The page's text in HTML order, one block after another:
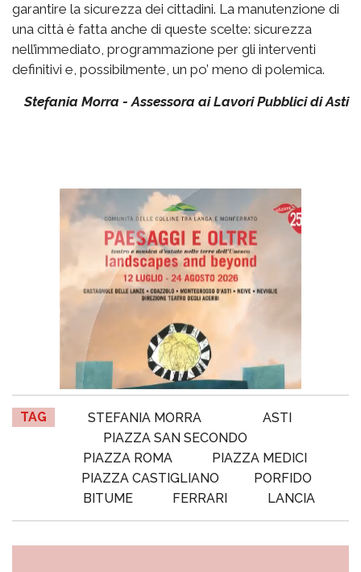
garantire la sicurezza dei cittadini. La manutenzione di
una città è fatta anche di queste scelte: sicurezza
nell’immediato, programmazione per gli interventi
definitivi e, possibilmente, un po’ meno di polemica.
Stefania Morra - Assessora ai Lavori Pubblici di Asti
TAG STEFANIA MORRA
ASTI
PIAZZA SAN SECONDO
PIAZZA ROMA
PIAZZA MEDICI
PIAZZA CASTIGLIANO
PORFIDO
BITUME
FERRARI LANCIA